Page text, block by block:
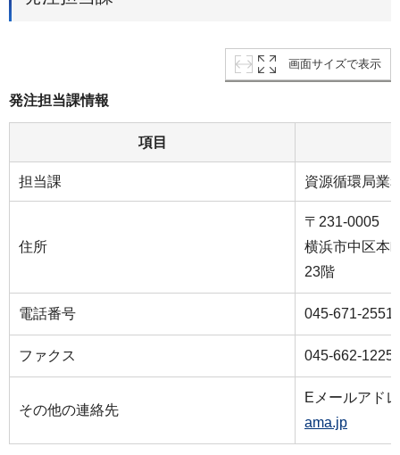
画面サイズで表示
発注担当課情報
項目
担当課 資源循環局業
住所
〒231-0005
横浜市中区本
23階
電話番号 045-671-2551
ファクス 045-662-1225
その他の連絡先
Eメールアド
ama.jp